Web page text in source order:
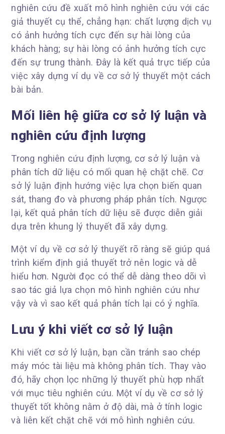
nghiên cứu đề xuất mô hình nghiên cứu với các
giả thuyết cụ thể, chẳng hạn: chất lượng dịch vụ
có ảnh hưởng tích cực đến sự hài lòng của
khách hàng; sự hài lòng có ảnh hưởng tích cực
đến sự trung thành. Đây là kết quả trực tiếp của
việc xây dựng ví dụ về cơ sở lý thuyết một cách
bài bản.
Mối liên hệ giữa cơ sở lý luận và
nghiên cứu định lượng
Trong nghiên cứu định lượng, cơ sở lý luận và
phân tích dữ liệu có mối quan hệ chặt chẽ. Cơ
sở lý luận định hướng việc lựa chọn biến quan
sát, thang đo và phương pháp phân tích. Ngược
lại, kết quả phân tích dữ liệu sẽ được diễn giải
dựa trên khung lý thuyết đã xây dựng.
Một ví dụ về cơ sở lý thuyết rõ ràng sẽ giúp quá
trình kiểm định giả thuyết trở nên logic và dễ
hiểu hơn. Người đọc có thể dễ dàng theo dõi vì
sao tác giả lựa chọn mô hình nghiên cứu như
vậy và vì sao kết quả phân tích lại có ý nghĩa.
Lưu ý khi viết cơ sở lý luận
Khi viết cơ sở lý luận, bạn cần tránh sao chép
máy móc tài liệu mà không phân tích. Thay vào
đó, hãy chọn lọc những lý thuyết phù hợp nhất
với mục tiêu nghiên cứu. Một ví dụ về cơ sở lý
thuyết tốt không nằm ở độ dài, mà ở tính logic
và liên kết chặt chẽ với mô hình nghiên cứu.